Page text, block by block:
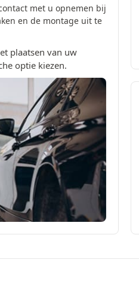
met u opnemen bij
en de montage uit te
plaatsen van uw
optie kiezen.